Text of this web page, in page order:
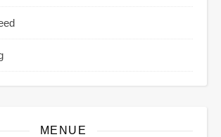
MENUE